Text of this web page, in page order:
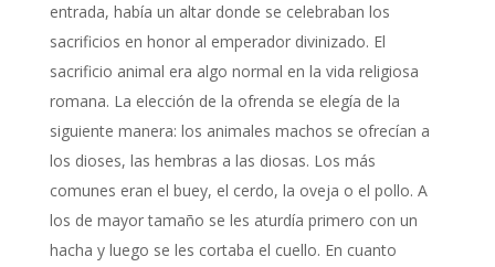
entrada, había un altar donde se celebraban los
sacrificios en honor al emperador divinizado. El
sacrificio animal era algo normal en la vida religiosa
romana. La elección de la ofrenda se elegía de la
siguiente manera: los animales machos se ofrecían a
los dioses, las hembras a las diosas. Los más
comunes eran el buey, el cerdo, la oveja o el pollo. A
los de mayor tamaño se les aturdía primero con un
hacha y luego se les cortaba el cuello. En cuanto